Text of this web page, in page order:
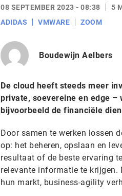
08 SEPTEMBER 2023 - 08:38 5
ADIDAS
VMWARE ZOOM
Boudewijn Aelbers
De cloud heeft steeds meer
private, soevereine en edge
bijvoorbeeld de financiële
Door samen te werken lossen
op: het beheren, opslaan en
resultaat of de beste ervaring
relevante informatie te krijgen.
hun markt, business-agility